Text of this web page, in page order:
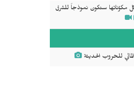
مكوّناتها ستكون نموذجاً للشرق
للحروب الحديثة